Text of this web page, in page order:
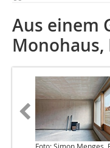
Aus einem
Monohaus,